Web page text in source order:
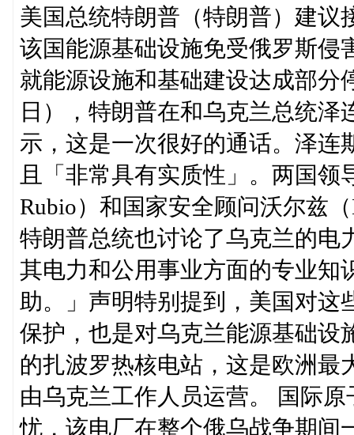
美国总统特朗普（特朗普）建议
该国能源基础设施免受俄罗斯侵
就能源设施和基础建设达成部分
日），特朗普在和乌克兰总统
示，这是一次很好的通话。泽连
且「非常具有实质性」。两国
Rubio）和国家安全顾问沃尔兹
特朗普总统也讨论了乌克兰的电
其电力和公用事业方面的专业知
助。」声明特别提到，美国对这
保护，也是对乌克兰能源基础设
的扎波罗热核电站，这是欧洲最
由乌克兰工作人员运营。 国际
忧，该电厂在整个俄乌战争期间